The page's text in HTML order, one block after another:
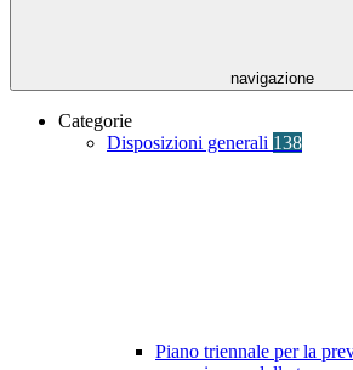
navigazione
Categorie
Disposizioni generali 138
Piano triennale per la